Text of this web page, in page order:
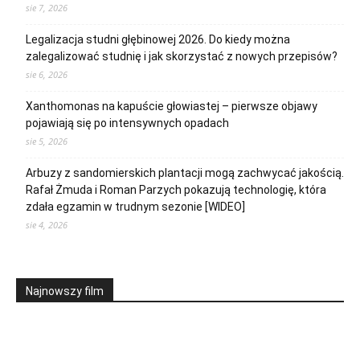
sie 7, 2026
Legalizacja studni głębinowej 2026. Do kiedy można
zalegalizować studnię i jak skorzystać z nowych przepisów?
sie 6, 2026
Xanthomonas na kapuście głowiastej – pierwsze objawy
pojawiają się po intensywnych opadach
sie 5, 2026
Arbuzy z sandomierskich plantacji mogą zachwycać jakością.
Rafał Żmuda i Roman Parzych pokazują technologię, która
zdała egzamin w trudnym sezonie [WIDEO]
sie 4, 2026
Najnowszy film